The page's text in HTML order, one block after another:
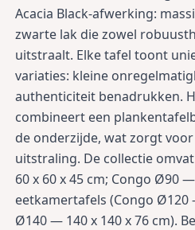
Acacia Black-afwerking:
zwarte lak die zowel
uitstraalt. Elke tafel toont
variaties: kleine
authenticiteit benadrukken.
combineert een
de onderzijde, wat zorgt
uitstraling. De collectie
60 x 60 x 45 cm; Congo Ø90
eetkamertafels (Congo Ø120
Ø140 — 140 x 140 x 76 cm).